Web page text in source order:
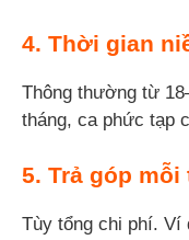
4. Thời gian
Thông thường từ
tháng, ca phức tạp
5. Trả góp
Tùy tổng chi phí. Ví